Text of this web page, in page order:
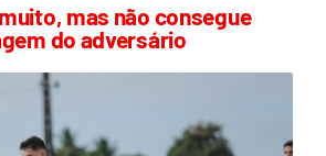
mas não consegue
do adversário